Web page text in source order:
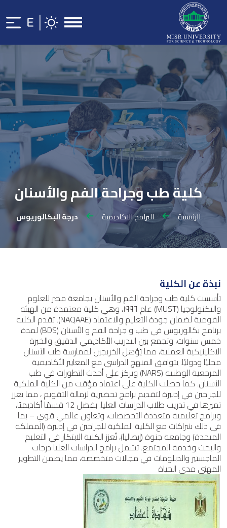
كلية طب وجراحة الفم والأسنان
الرئيسية البرامج الاكاديمية درجة البكالوريوس
نبذة عن الكلية
تأسست كلية طب وجراحة الفم والأسنان بجامعة مصر للعلوم
والتكنولوجيا (MUST) عام ١٩٩٦، وهي كلية معتمدة من الهيئة
القومية لضمان جودة التعليم والاعتماد (NAQAAE). تقدم الكلية
برنامج بكالوريوس في طب و جراحة الفم و الأسنان (BDS) لمدة
خمس سنوات، وتجمع بين التدريب الأكاديمي الدقيق والخبرة
الاكلينيكية العملية، مما يُؤهل الخريجين لممارسة طب الأسنان
محليًا ودوليًا. يتوافق المنهج الدراسي مع المعايير الأكاديمية
المرجعية الوطنية (NARS) ويركز على أحدث التطورات في طب
الأسنان. كما حصلت الكلية على اعتماد مؤقت من الكلية الملكية
للجراحين في إدنبرة لتقديم برامج تحضيرية لزمالة التقويم ، مما يعزز
تميزها في تدريب طلاب الدراسات العليا. بفضل 12 قسمًا أكاديميًا،
وبرامج تعليمية متعددة التخصصات، وتعاون عالمي قوي – بما
في ذلك شراكات مع الكلية الملكية للجراحين في إدنبرة (المملكة
المتحدة) وجامعة جنوة (إيطاليا)، تُعزز الكلية الابتكار في التعليم
والبحث وخدمة المجتمع. تشمل برامج الدراسات العليا درجات
الماجستير والدبلومات في مجالات متخصصة، مما يضمن التطوير
المهني مدى الحياة